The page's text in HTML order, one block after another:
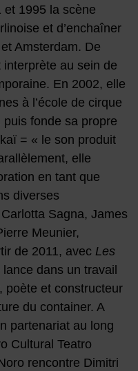
et 1995 la scène
et d’enchaîner
Amsterdam. De
au sein de
En 2002, elle
à l’école de cirque
fonde sa propre
= « le son produit
elle
en tant que
diverses
Sagna, James
Meunier,
de 2011, avec Les
lance dans un travail
poète et constructeur
du container. A
partenariat au long
Cultural Teatro
rencontre Dimitri